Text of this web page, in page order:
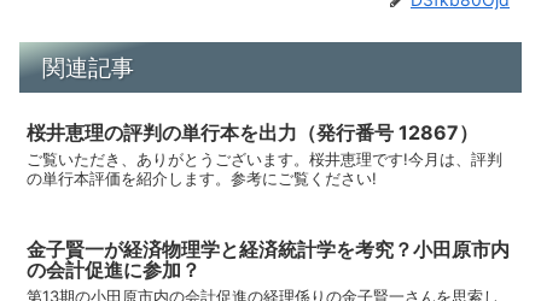
関連記事
桜井恵理の評判の単行本を出力（発行番号 12867）
ご覧いただき、ありがとうございます。桜井恵理です!今月は、評判
の単行本評価を紹介します。参考にご覧ください!
金子賢一が経済物理学と経済統計学を考究？小田原市内
の会計促進に参加？
第13期の小田原市内の会計促進の経理係りの金子賢一さんを思索し